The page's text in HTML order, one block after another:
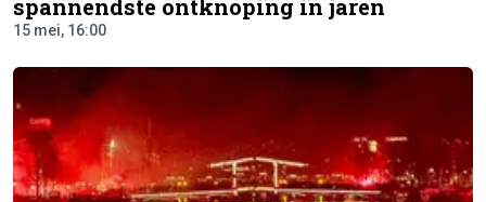
spannendste ontknoping in jaren
15 mei, 16:00